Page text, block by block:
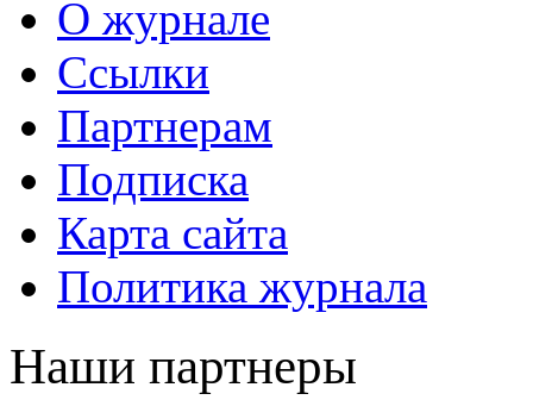
О журнале
Ссылки
Партнерам
Подписка
Карта сайта
Политика журнала
Наши партнеры